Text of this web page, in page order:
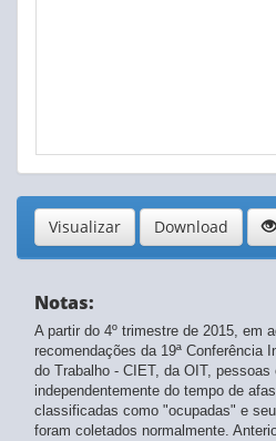
Visualizar Download
Notas:
A partir do 4º trimestre de 2015, em
recomendações da 19ª Conferência
do Trabalho - CIET, da OIT, pessoas
independentemente do tempo de
classificadas como "ocupadas" e
foram coletados normalmente.